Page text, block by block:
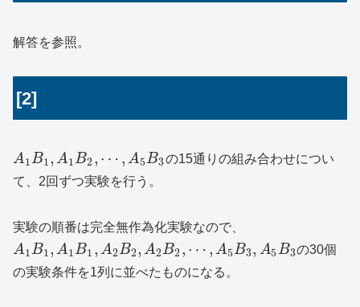
解答を参照。
[2]
A1B1, A1B2 , ⋯ , A5B3の15通りの組み合わせについ
て、2回ずつ実験を行う。
実験の順番は完全無作為化実験なので、
A1B1, A1B1 , A2B2, A2B2 , ⋯ , A5B3, A5B3の30個
の実験条件を1列に並べたものになる。